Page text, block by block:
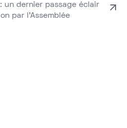
un dernier passage éclair
par l'Assemblée